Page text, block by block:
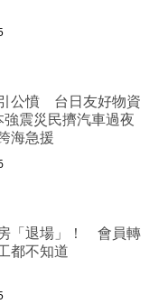
公憤 台日友好物資
強震災民擠汽車過夜
海急援
「退場」！ 會員轉
都不知道